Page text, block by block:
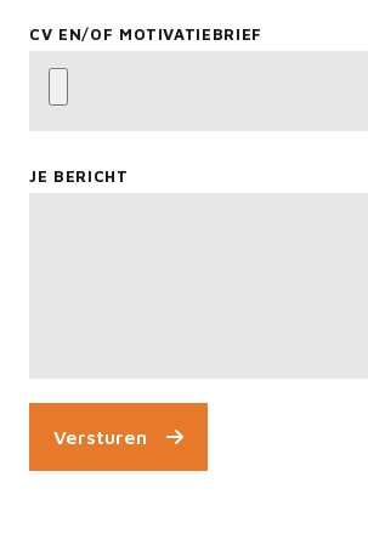
CV EN/OF MOTIVATIEBRIEF
JE BERICHT
Versturen